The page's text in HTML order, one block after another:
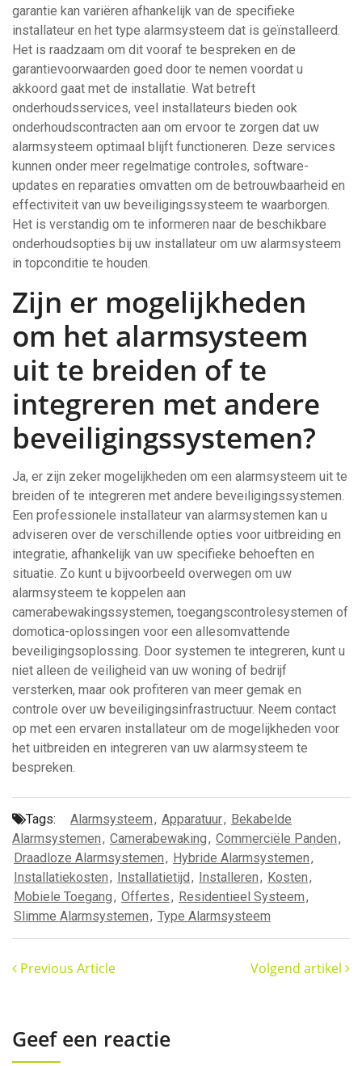
garantie kan variëren afhankelijk van de specifieke
installateur en het type alarmsysteem dat is geïnstalleerd.
Het is raadzaam om dit vooraf te bespreken en de
garantievoorwaarden goed door te nemen voordat u
akkoord gaat met de installatie. Wat betreft
onderhoudsservices, veel installateurs bieden ook
onderhoudscontracten aan om ervoor te zorgen dat uw
alarmsysteem optimaal blijft functioneren. Deze services
kunnen onder meer regelmatige controles, software-
updates en reparaties omvatten om de betrouwbaarheid en
effectiviteit van uw beveiligingssysteem te waarborgen.
Het is verstandig om te informeren naar de beschikbare
onderhoudsopties bij uw installateur om uw alarmsysteem
in topconditie te houden.
Zijn er mogelijkheden
om het alarmsysteem
uit te breiden of te
integreren met andere
beveiligingssystemen?
Ja, er zijn zeker mogelijkheden om een alarmsysteem uit te
breiden of te integreren met andere beveiligingssystemen.
Een professionele installateur van alarmsystemen kan u
adviseren over de verschillende opties voor uitbreiding en
integratie, afhankelijk van uw specifieke behoeften en
situatie. Zo kunt u bijvoorbeeld overwegen om uw
alarmsysteem te koppelen aan
camerabewakingssystemen, toegangscontrolesystemen of
domotica-oplossingen voor een allesomvattende
beveiligingsoplossing. Door systemen te integreren, kunt u
niet alleen de veiligheid van uw woning of bedrijf
versterken, maar ook profiteren van meer gemak en
controle over uw beveiligingsinfrastructuur. Neem contact
op met een ervaren installateur om de mogelijkheden voor
het uitbreiden en integreren van uw alarmsysteem te
bespreken.
Tags: Alarmsysteem, Apparatuur, Bekabelde
Alarmsystemen, Camerabewaking, Commerciële Panden,
Draadloze Alarmsystemen, Hybride Alarmsystemen,
Installatiekosten, Installatietijd, Installeren, Kosten,
Mobiele Toegang, Offertes, Residentieel Systeem,
Slimme Alarmsystemen, Type Alarmsysteem
Previous Article Volgend artikel
Geef een reactie